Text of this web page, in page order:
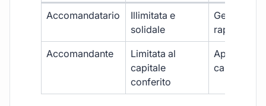
Accomandatario
Illimitata e
solidale
Gestione e
Accomandante
Limitata al
capitale
conferito
Apporto di
capitale